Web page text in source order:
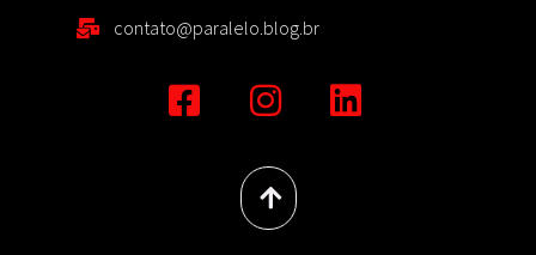
contato@paralelo.blog.br